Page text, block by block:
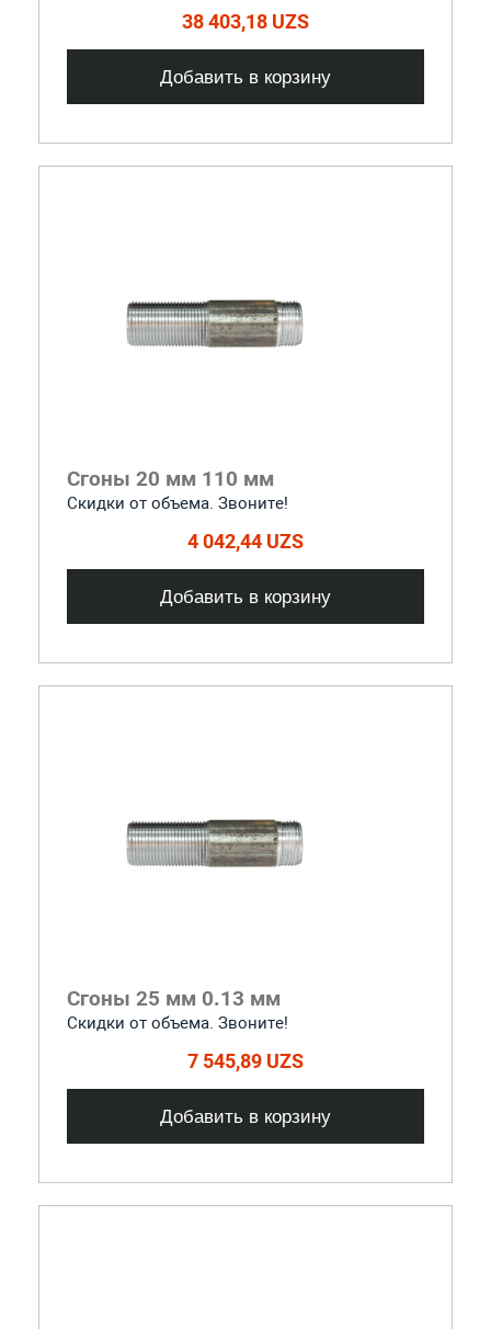
38 403,18 UZS
Добавить в корзину
Сгоны 20 мм 110 мм
Скидки от объема. Звоните!
4 042,44 UZS
Добавить в корзину
Сгоны 25 мм 0.13 мм
Скидки от объема. Звоните!
7 545,89 UZS
Добавить в корзину